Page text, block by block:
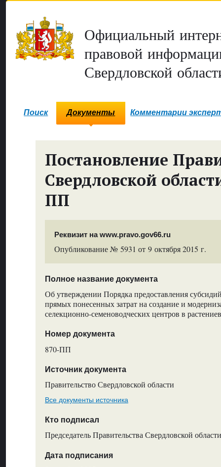
Официальный
правовой
Свердловской
Поиск Документы Комментарии
Постановление
Свердловской
ПП
Реквизит на www.pravo.gov66.ru
Опубликование № 5931 от 9 октября 2015 г.
Полное название документа
Об утверждении Порядка предоставления
прямых понесенных затрат на создание и
селекционно-семеноводческих центров в
Номер документа
870-ПП
Источник документа
Правительство Свердловской области
Все документы источника
Кто подписал
Председатель Правительства Свердловской
Дата подписания